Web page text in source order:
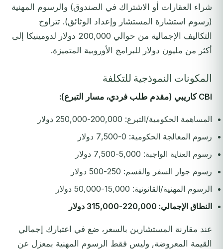
شراء العقارات أو الاشتراك في الصندوق) والرسوم المهنية
(رسوم استشارة المستشار وإعداد الوثائق). تتراوح
التكاليف الإجمالية من حوالي 200,000 دولار لدومينيكا إلى
أكثر من مليون دولار للبرامج الأوروبية المتميزة.
المكونات النموذجية للتكلفة
CBI كاريبي (مقدم طلب فردي، مسار التبرع):
المساهمة الحكومية/التبرع: 200,000-250,000 دولار
رسوم المعالجة الحكومية: 0-7,500 دولار
رسوم العناية الواجبة: 5,000-7,500 دولار
رسوم جواز السفر والقسم: 250-500 دولار
الرسوم المهنية/القانونية: 15,000-50,000 دولار
النطاق الإجمالي: 220,000-315,000 دولار
عند مقارنة المستشارين بالسعر، ضع في اعتبارك إجمالي
القيمة المعروضة, وليس فقط الرسوم المهنية بمعزل عن